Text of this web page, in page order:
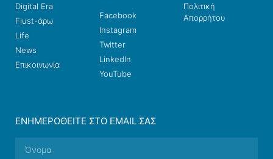
Digital Era
Flust-άρω
Life
News
Επικοινωνία
Facebook
Instagram
Twitter
LinkedIn
YouTube
Πολιτική
Απορρήτου
ΕΝΗΜΕΡΩΘΕΊΤΕ ΣΤΟ EMAIL ΣΑΣ